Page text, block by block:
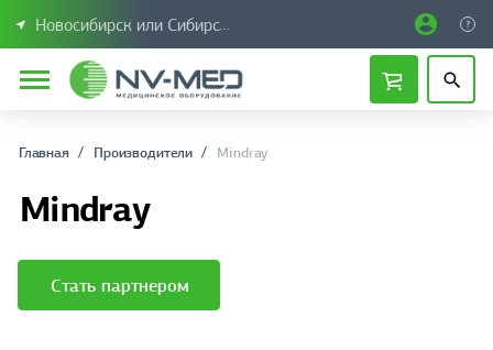
Новосибирск или Сибирский федеральный округ
Главная Производители Mindray
Mindray
Стать партнером